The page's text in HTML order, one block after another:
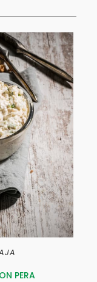
PERA